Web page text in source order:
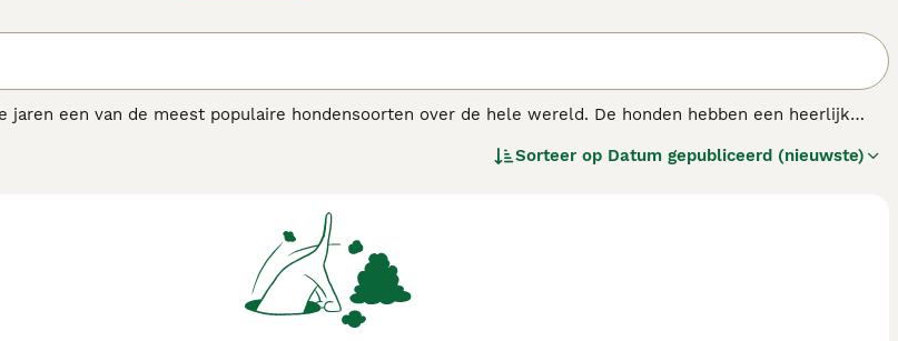
jaren een van de meest populaire hondensoorten over de hele wereld. De honden hebben een heerlijk
te apporteren, en veel Golden Retrievers worden nog steeds in het "veld" gezien omdat ze zo hoog
voor informatie over dit hondenras.
Sorteer op Datum gepubliceerd (nieuwste)